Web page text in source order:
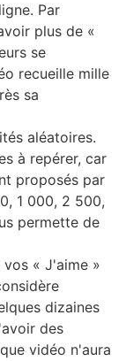
Par
plus de «
se
recueille mille
sa
aléatoires.
à repérer, car
proposés par
1 000, 2 500,
permette de
« J'aime »
dizaines
des
vidéo n'aura